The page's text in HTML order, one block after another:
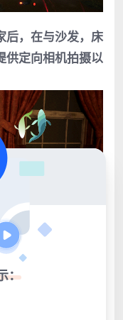
后，在与沙发，床
供定向相机拍摄以
：